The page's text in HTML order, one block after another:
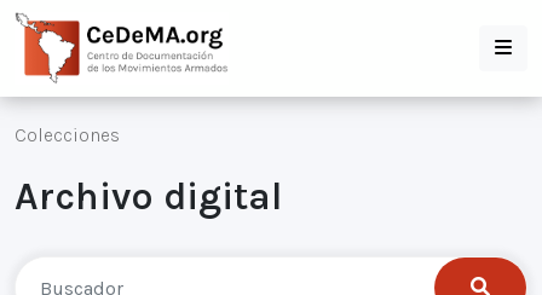
Colecciones
Archivo digital